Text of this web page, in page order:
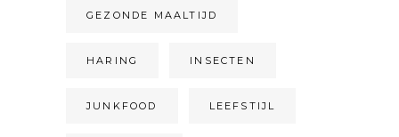
GEZONDE MAALTIJD
HARING INSECTEN
JUNKFOOD LEEFSTIJL